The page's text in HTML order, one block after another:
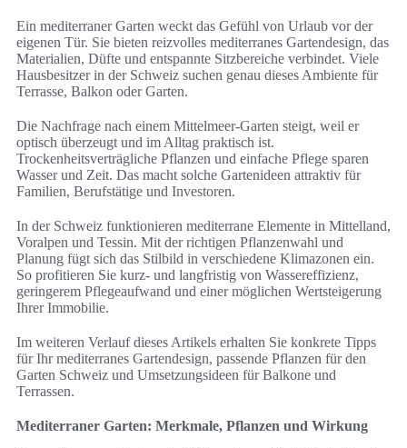
Ein mediterraner Garten weckt das Gefühl von Urlaub vor der
eigenen Tür. Sie bieten reizvolles mediterranes Gartendesign, das
Materialien, Düfte und entspannte Sitzbereiche verbindet. Viele
Hausbesitzer in der Schweiz suchen genau dieses Ambiente für
Terrasse, Balkon oder Garten.
Die Nachfrage nach einem Mittelmeer-Garten steigt, weil er
optisch überzeugt und im Alltag praktisch ist.
Trockenheitsverträgliche Pflanzen und einfache Pflege sparen
Wasser und Zeit. Das macht solche Gartenideen attraktiv für
Familien, Berufstätige und Investoren.
In der Schweiz funktionieren mediterrane Elemente in Mittelland,
Voralpen und Tessin. Mit der richtigen Pflanzenwahl und
Planung fügt sich das Stilbild in verschiedene Klimazonen ein.
So profitieren Sie kurz- und langfristig von Wassereffizienz,
geringerem Pflegeaufwand und einer möglichen Wertsteigerung
Ihrer Immobilie.
Im weiteren Verlauf dieses Artikels erhalten Sie konkrete Tipps
für Ihr mediterranes Gartendesign, passende Pflanzen für den
Garten Schweiz und Umsetzungsideen für Balkone und
Terrassen.
Mediterraner Garten: Merkmale, Pflanzen und Wirkung